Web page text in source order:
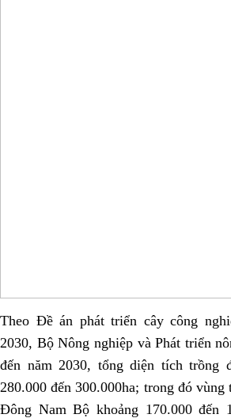
Theo Đề án phát triển cây công
2030, Bộ Nông nghiệp và Phát triển
đến năm 2030, tổng diện tích trồng
280.000 đến 300.000ha; trong đó
Đông Nam Bộ khoảng 170.000 đến